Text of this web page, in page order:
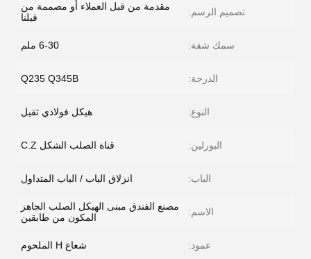
تصميم الرسم:
مقدمة من قبل العملاء أو مصممة من
قبلنا
سمك شفة: 6-30 ملم
الدرجة: Q235 Q345B
النوع: هيكل فولاذي ثقيل
البورلين: قناة الصلب الشكل C.Z
الباب: انزلاق الباب / الباب المتداول
الاسم:
مصنع الفندق مبنى الهيكل الصلب الجاهز
المكون من طابقين
عمود: شعاع H الملحوم